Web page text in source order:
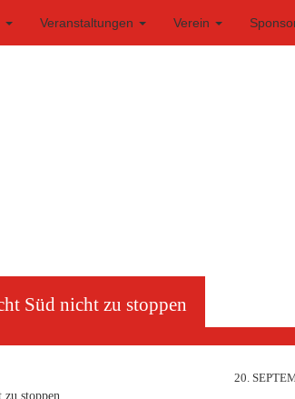
Veranstaltungen Verein
Süd nicht zu stoppen
stoppen
20.